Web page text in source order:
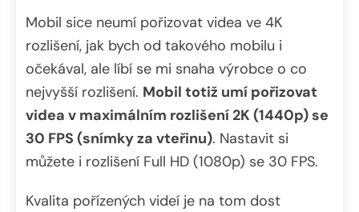
Mobil sice neumí pořizovat videa ve 4K
rozlišení, jak bych od takového mobilu i
očekával, ale líbí se mi snaha výrobce o co
nejvyšší rozlišení. Mobil totiž umí pořizovat
videa v maximálním rozlišení 2K (1440p) se
30 FPS (snímky za vteřinu). Nastavit si
můžete i rozlišení Full HD (1080p) se 30 FPS.
Kvalita pořízených videí je na tom dost